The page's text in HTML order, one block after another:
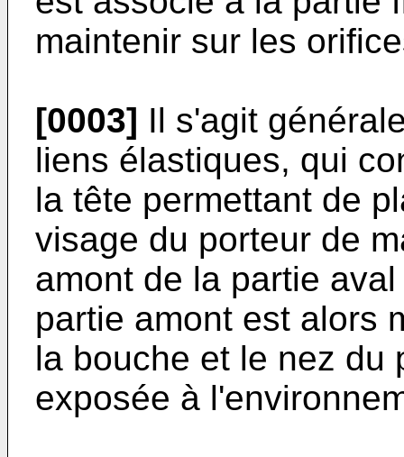
maintenir sur les
[0003] Il s'agit
liens élastiques, qui
la tête permettant de
visage du porteur de
amont de la partie
partie amont est alors
la bouche et le nez du
exposée à